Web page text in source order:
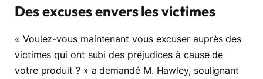
Des excuses envers les victimes
« Voulez-vous maintenant vous excuser auprès des
victimes qui ont subi des préjudices à cause de
votre produit ? » a demandé M. Hawley, soulignant